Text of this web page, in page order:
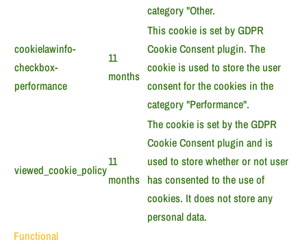
category "Other.
cookielawinfo-
checkbox-
performance
11
months
This cookie is set by GDPR
Cookie Consent plugin. The
cookie is used to store the user
consent for the cookies in the
category "Performance".
viewed_cookie_policy
11
months
The cookie is set by the GDPR
Cookie Consent plugin and is
used to store whether or not user
has consented to the use of
cookies. It does not store any
personal data.
Functional